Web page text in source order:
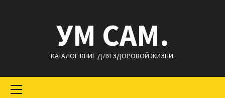
УМ САМ.
КАТАЛОГ КНИГ ДЛЯ ЗДОРОВОЙ ЖИЗНИ.
меню